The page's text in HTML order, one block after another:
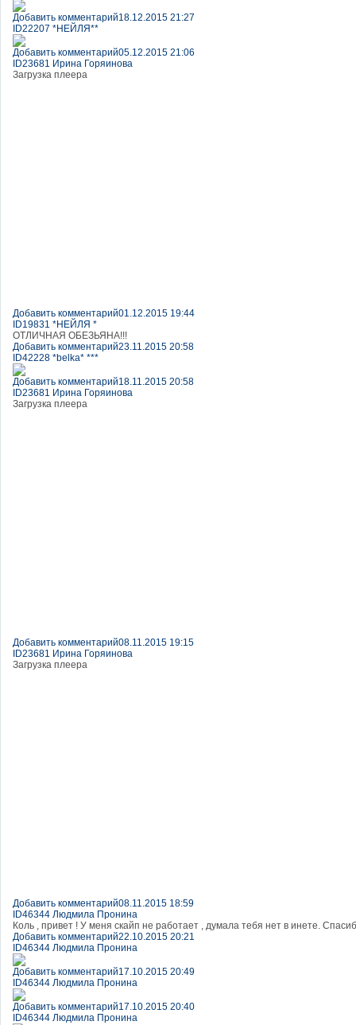
Добавить комментарий18.12.2015 21:27
ID22207 *НЕЙЛЯ**
Добавить комментарий05.12.2015 21:06
ID23681 Ирина Горяинова
Загрузка плеера
Добавить комментарий01.12.2015 19:44
ID19831 *НЕЙЛЯ *
ОТЛИЧНАЯ ОБЕЗЬЯНА!!!
Добавить комментарий23.11.2015 20:58
ID42228 *belka* ***
Добавить комментарий18.11.2015 20:58
ID23681 Ирина Горяинова
Загрузка плеера
Добавить комментарий08.11.2015 19:15
ID23681 Ирина Горяинова
Загрузка плеера
Добавить комментарий08.11.2015 18:59
ID46344 Людмила Пронина
Коль , привет ! У меня скайп не работает , думала тебя нет в инете.
Добавить комментарий22.10.2015 20:21
ID46344 Людмила Пронина
Добавить комментарий17.10.2015 20:49
ID46344 Людмила Пронина
Добавить комментарий17.10.2015 20:40
ID46344 Людмила Пронина